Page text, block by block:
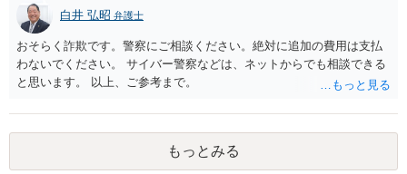
一般的に無料法律相談での対応外になろうかと思います。 法律事務
所にご連絡いただき、対応の可否や費用をご確認ください。
白井 弘昭 弁護士
おそらく詐欺です。警察にご相談ください。絶対に追加の費用は支払
わないでください。 サイバー警察などは、ネットからでも相談できる
と思います。 以上、ご参考まで。
もっとみる